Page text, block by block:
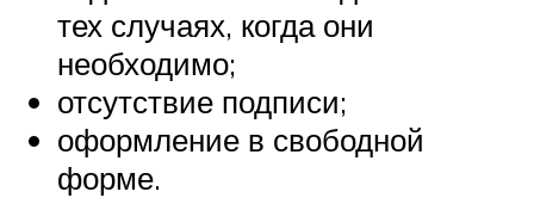
тех случаях, когда они
необходимо;
отсутствие подписи;
оформление в свободной
форме.